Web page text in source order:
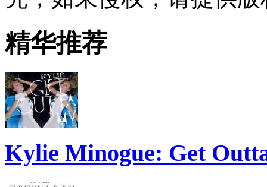
精华推荐
Kylie Minogue: Get